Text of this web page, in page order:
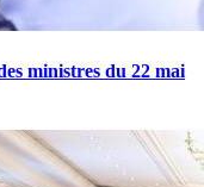
ministres du 22 mai